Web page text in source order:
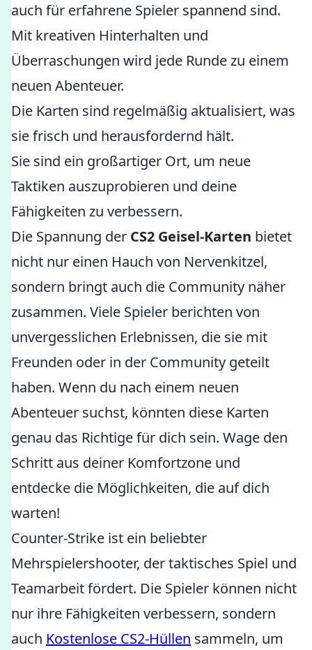
auch für erfahrene Spieler spannend sind.
Mit kreativen Hinterhalten und
Überraschungen wird jede Runde zu einem
neuen Abenteuer.
Die Karten sind regelmäßig aktualisiert, was
sie frisch und herausfordernd hält.
Sie sind ein großartiger Ort, um neue
Taktiken auszuprobieren und deine
Fähigkeiten zu verbessern.
Die Spannung der CS2 Geisel-Karten bietet
nicht nur einen Hauch von Nervenkitzel,
sondern bringt auch die Community näher
zusammen. Viele Spieler berichten von
unvergesslichen Erlebnissen, die sie mit
Freunden oder in der Community geteilt
haben. Wenn du nach einem neuen
Abenteuer suchst, könnten diese Karten
genau das Richtige für dich sein. Wage den
Schritt aus deiner Komfortzone und
entdecke die Möglichkeiten, die auf dich
warten!
Counter-Strike ist ein beliebter
Mehrspielershooter, der taktisches Spiel und
Teamarbeit fördert. Die Spieler können nicht
nur ihre Fähigkeiten verbessern, sondern
auch Kostenlose CS2-Hüllen sammeln, um